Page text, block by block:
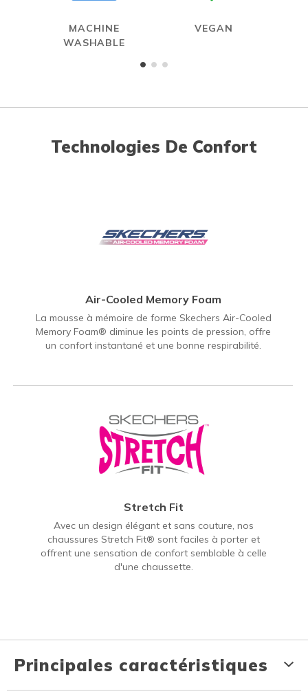
MACHINE
WASHABLE
VEGAN
Technologies De Confort
Air-Cooled Memory Foam
La mousse à mémoire de forme Skechers Air-Cooled
Memory Foam® diminue les points de pression, offre
un confort instantané et une bonne respirabilité.
Stretch Fit
Avec un design élégant et sans couture, nos
chaussures Stretch Fit® sont faciles à porter et
offrent une sensation de confort semblable à celle
d'une chaussette.
Principales caractéristiques